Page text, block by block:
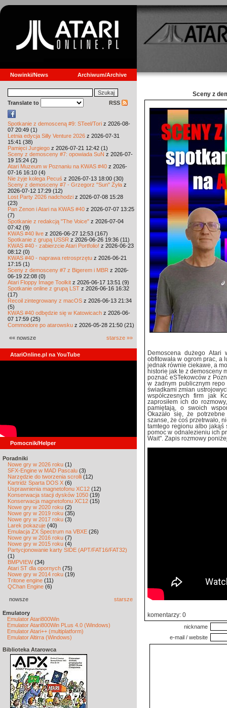
Nowinki/News Archiwum/Archive
Translate to RSS
Spotkanie z demosceną #9: STeel/Tori z 2026-08-
07 20:49 (1)
Letnia edycja Silly Venture 2026 z 2026-07-31
15:41 (38)
Pamięci Jurgiego z 2026-07-21 12:42 (1)
Sceny z demosceny #7: opowiada SuN z 2026-07-
19 15:24 (2)
Atari Muzeum w Poznaniu na KWAS #40 z 2026-
07-16 16:10 (4)
Nie żyje kolega Pecuś z 2026-07-13 18:00 (30)
Sceny z demosceny #7 - Grzegorz "Sun" Żyła z
2026-07-12 17:29 (12)
Lost Party 2026 nadchodzi z 2026-07-08 15:28
(23)
Pan Zenon i Atari na KWAS #40 z 2026-07-07 13:25
(7)
Spotkanie z redakcją "The Voice" z 2026-07-04
07:42 (9)
KWAS #40 live z 2026-06-27 12:53 (167)
Spotkanie z grupą USSR z 2026-06-26 19:36 (11)
KWAS #40 - zabierzcie Atari Portfolio! z 2026-06-23
08:12 (0)
KWAS #40 - naprawa retrosprzętu z 2026-06-21
17:15 (1)
Sceny z demosceny #7 z Bigerem i MBR z 2026-
06-19 22:08 (0)
Atari Floppy Image Toolkit z 2026-06-17 13:51 (9)
Spotkanie online z grupą LST z 2026-06-16 16:32
(17)
Recoil zintegrowany z macOS z 2026-06-13 21:34
(5)
KWAS #40 odbędzie się w Katowicach z 2026-06-
07 17:59 (25)
Commodore po atarowsku z 2026-05-28 21:50 (21)
«« nowsze starsze »»
AtariOnline.pl na YouTube
Pomocnik/Helper
Poradniki
Nowe gry w 2026 roku (1)
SFX-Engine w MAD Pascalu (3)
Narzędzie do tworzenia scrolli (12)
Kartridż Sparta DOS X (6)
Usprawnienia magnetofonu XC12 (12)
Konserwacja stacji dysków 1050 (19)
Konserwacja magnetofonu XC12 (15)
Nowe gry w 2020 roku (2)
Nowe gry w 2019 roku (35)
Nowe gry w 2017 roku (3)
Larek pokazuje (40)
Emulacja ZX Spectrum na VBXE (26)
Nowe gry w 2016 roku (7)
Nowe gry w 2015 roku (4)
Partycjonowanie karty SIDE (APT/FAT16/FAT32)
(1)
BMPVIEW(34)
Atari ST dla opornych (75)
Nowe gry w 2014 roku (19)
Tritone engine (11)
QChan Engine (6)
nowsze starsze
Emulatory
Emulator Atari800Win
Emulator Atari800Win PLus 4.0 (Windows)
Emulator Atari++ (multiplatform)
Emulator Altirra (Windows)
Biblioteka Atarowca
Sceny z
Demoscena dużego
obfitowała w ogrom prac, a
jednak równie ciekawe, a
historie jak te z demosceny
poznać eSTekowców z
w żadnym publicznym
świadkami zmian
współczesnych firm jak
zaprosiłem ich do
pamiętają, o swoich
Okazało się, że
szanse, że coś przetrwało,
tamtego regionu albo jakąś
pomoc w odnalezieniu ich
Wait". Zapis rozmowy
komentarzy: 0
nickname
e-mail / website